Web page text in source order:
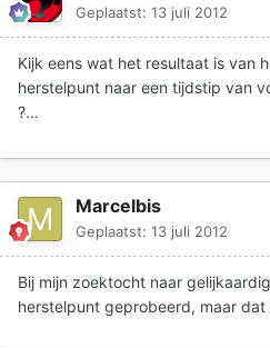
Geplaatst: 13 juli 2012
Kijk eens wat het resultaat is van
herstelpunt naar een tijdstip van
?...
Marcelbis
Geplaatst: 13 juli 2012
Bij mijn zoektocht naar
herstelpunt geprobeerd, maar